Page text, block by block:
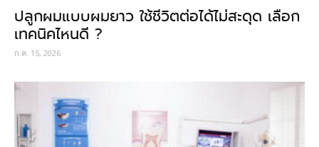
ปลูกผมแบบผมยาว ใช้ชีวิตต่อได้ไม่สะดุด เลือก
เทคนิคไหนดี ?
ก.ค. 15, 2026